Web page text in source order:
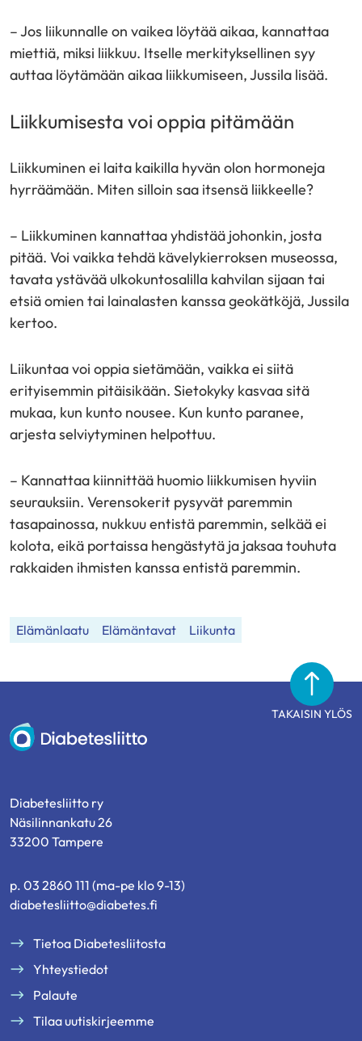
– Jos liikunnalle on vaikea löytää aikaa, kannattaa
miettiä, miksi liikkuu. Itselle merkityksellinen syy
auttaa löytämään aikaa liikkumiseen, Jussila lisää.
Liikkumisesta voi oppia pitämään
Liikkuminen ei laita kaikilla hyvän olon hormoneja
hyrräämään. Miten silloin saa itsensä liikkeelle?
– Liikkuminen kannattaa yhdistää johonkin, josta
pitää. Voi vaikka tehdä kävelykierroksen museossa,
tavata ystävää ulkokuntosalilla kahvilan sijaan tai
etsiä omien tai lainalasten kanssa geokätköjä, Jussila
kertoo.
Liikuntaa voi oppia sietämään, vaikka ei siitä
erityisemmin pitäisikään. Sietokyky kasvaa sitä
mukaa, kun kunto nousee. Kun kunto paranee,
arjesta selviytyminen helpottuu.
– Kannattaa kiinnittää huomio liikkumisen hyviin
seurauksiin. Verensokerit pysyvät paremmin
tasapainossa, nukkuu entistä paremmin, selkää ei
kolota, eikä portaissa hengästytä ja jaksaa touhuta
rakkaiden ihmisten kanssa entistä paremmin.
Elämänlaatu Elämäntavat Liikunta
TAKAISIN YLÖS
Diabetesliitto
Diabetesliitto ry
Näsilinnankatu 26
33200 Tampere
p. 03 2860 111 (ma-pe klo 9-13)
diabetesliitto@diabetes.fi
Tietoa Diabetesliitosta
Yhteystiedot
Palaute
Tilaa uutiskirjeemme